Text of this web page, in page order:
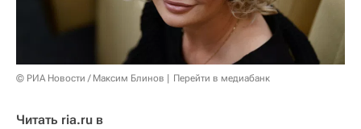
© РИА Новости / Максим Блинов Перейти в медиабанк
Читать ria.ru в